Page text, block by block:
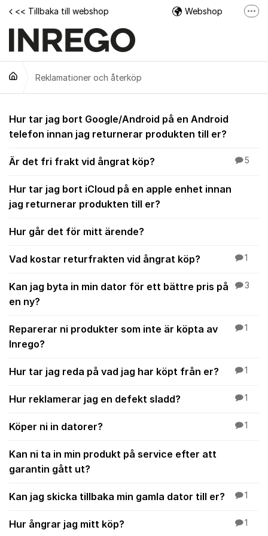
Hoppa till innehåll
<< Tillbaka till webshop Webshop
Reklamationer och återköp
Reklamationer och
Hur tar jag bort Google/Android på en Android
telefon innan jag returnerar produkten till er?
Är det fri frakt vid ångrat köp? 5
Hur tar jag bort iCloud på en apple enhet innan
jag returnerar produkten till er?
Hur går det för mitt ärende?
Vad kostar returfrakten vid ångrat köp? 1
Kan jag byta in min dator för ett bättre pris på
en ny?
3
Reparerar ni produkter som inte är köpta av
Inrego?
1
Hur tar jag reda på vad jag har köpt från er? 1
Hur reklamerar jag en defekt sladd? 1
Köper ni in datorer? 1
Kan ni ta in min produkt på service efter att
garantin gått ut?
Kan jag skicka tillbaka min gamla dator till er? 1
Hur ångrar jag mitt köp? 1